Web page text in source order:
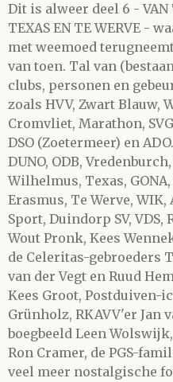
Dit is alweer deel 6 - VAN
TEXAS EN TE WERVE -
met weemoed
van toen. Tal van
clubs, personen en
zoals HVV, Zwart Blauw,
Cromvliet, Marathon,
DSO (Zoetermeer) en
DUNO, ODB, Vredenburch,
Wilhelmus, Texas,
Erasmus, Te Werve,
Sport, Duindorp SV, VDS,
Wout Pronk, Kees
de Celeritas-gebroeders
van der Vegt en Ruud
Kees Groot, Postduiven-
Grünholz, RKAVV'er Jan
boegbeeld Leen
Ron Cramer, de PGS-
veel meer nostalgische